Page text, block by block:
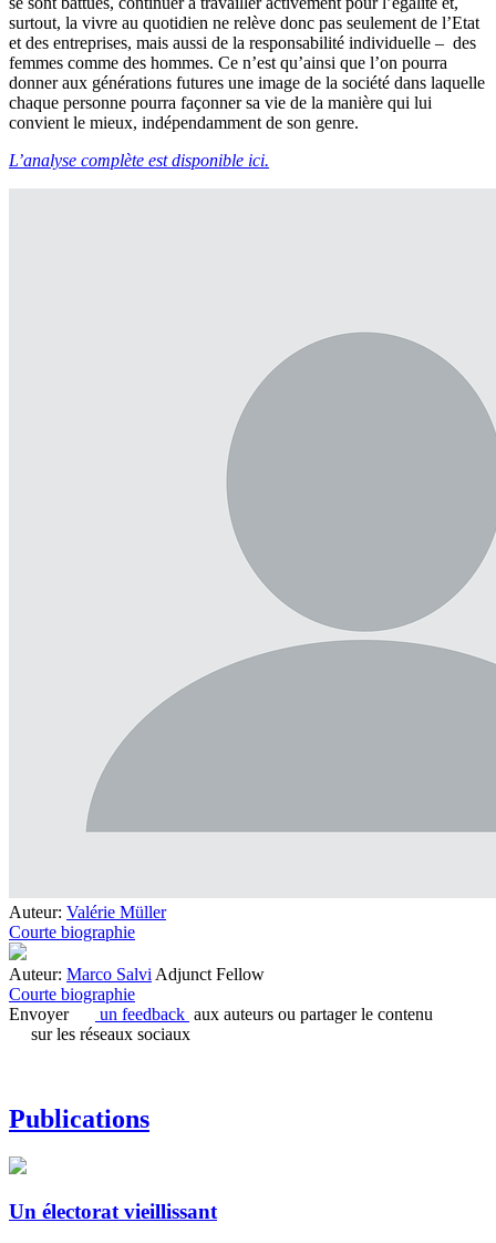
surtout, la vivre au quotidien ne relève donc pas seulement de l’Etat
et des entreprises, mais aussi de la responsabilité individuelle – des
femmes comme des hommes. Ce n’est qu’ainsi que l’on pourra
donner aux générations futures une image de la société dans laquelle
chaque personne pourra façonner sa vie de la manière qui lui
convient le mieux, indépendamment de son genre.
L’analyse complète est disponible ici.
Auteur: Valérie Müller
Courte biographie
Auteur: Marco Salvi Adjunct Fellow
Courte biographie
Envoyer
un feedback aux auteurs ou partager le contenu
sur les réseaux sociaux
Publications
Un électorat vieillissant